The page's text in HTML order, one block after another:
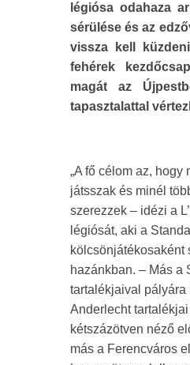
légiósa odahaza
sérülése és az
vissza kell
fehérek
magát az
tapasztalattal
„A fő célom az, hogy
játsszak és minél
szerezzek – idézi a
légiósát, aki a
kölcsönjátékosaként
hazánkban. – Más a
tartalékjaival pályára
Anderlecht
kétszázötven néző
más a Ferencváros